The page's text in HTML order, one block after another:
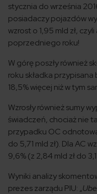
stycznia do września
posiadaczy pojazdów
wzrost o 1,95 mld zł,
poprzedniego roku!
W górę poszły również
roku składka przypisana
18,5% więcej niż w tym
Wzrosły również sumy
świadczeń, chociaż nie
przypadku OC
do 5,71 mld zł). Dla AC
9,6% (z 2,84 mld zł do
Wyniki analizy
prezes zarządu PIU: „